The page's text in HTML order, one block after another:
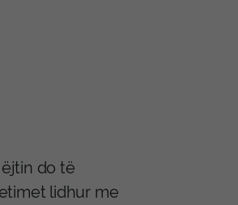
do të
lidhur me